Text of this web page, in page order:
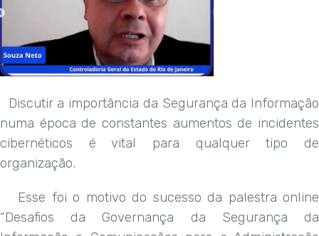
Discutir a importância da Segurança da Informação
numa época de constantes aumentos de incidentes
cibernéticos é vital para qualquer tipo de
organização.
Esse foi o motivo do sucesso da palestra online
“Desafios da Governança da Segurança da